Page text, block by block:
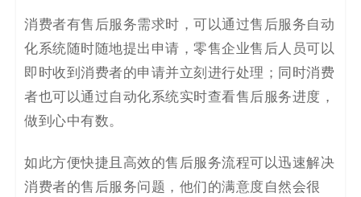
消费者有售后服务需求时，可以通过售后服务自动
化系统随时随地提出申请，零售企业售后人员可以
即时收到消费者的申请并立刻 进行处理；同时消费
者也可以通过自动化系统实时查看售后服务进度，
做到 心中有数。
如此方便快捷且高效的售后服务流程可以迅速解决
消费者的售后服务问题，他们的满意度自然会很